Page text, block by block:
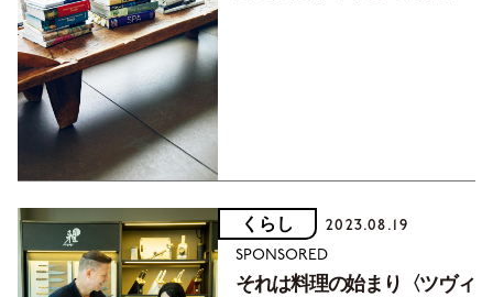
くらし 2023.08.19
SPONSORED
それは料理の始まり〈ツヴィ